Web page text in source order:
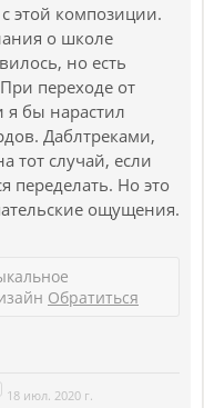
этой композиции.
о школе
но есть
переходе от
я бы нарастил
Даблтреками,
тот случай, если
переделать. Но это
ощущения.
Обратиться
18 июл. 2020 г.